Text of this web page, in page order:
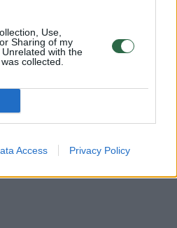
Use,
Sharing of my
with the
collected.
Access Privacy Policy
komentaruose!
komentarus